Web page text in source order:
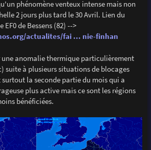
phénomène venteux intense mais non
2 jours plus tard le 30 Avril. Lien du
de Bessens (82) -->
actualites/fai ... nie-finhan
une anomalie thermique particulièrement
suite à plusieurs situations de blocages
la seconde partie du mois qui a
plus active mais ce sont les régions
bénéficiées.